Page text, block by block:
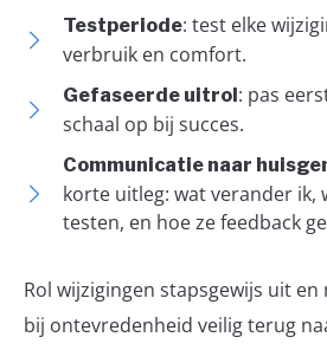
Testperiode: test elke
verbruik en comfort.
Gefaseerde uitrol : pas
schaal op bij succes.
Communicatie naar
korte uitleg: wat verander ik,
testen, en hoe ze feedback
Rol wijzigingen stapsgewijs uit en
bij ontevredenheid veilig terug